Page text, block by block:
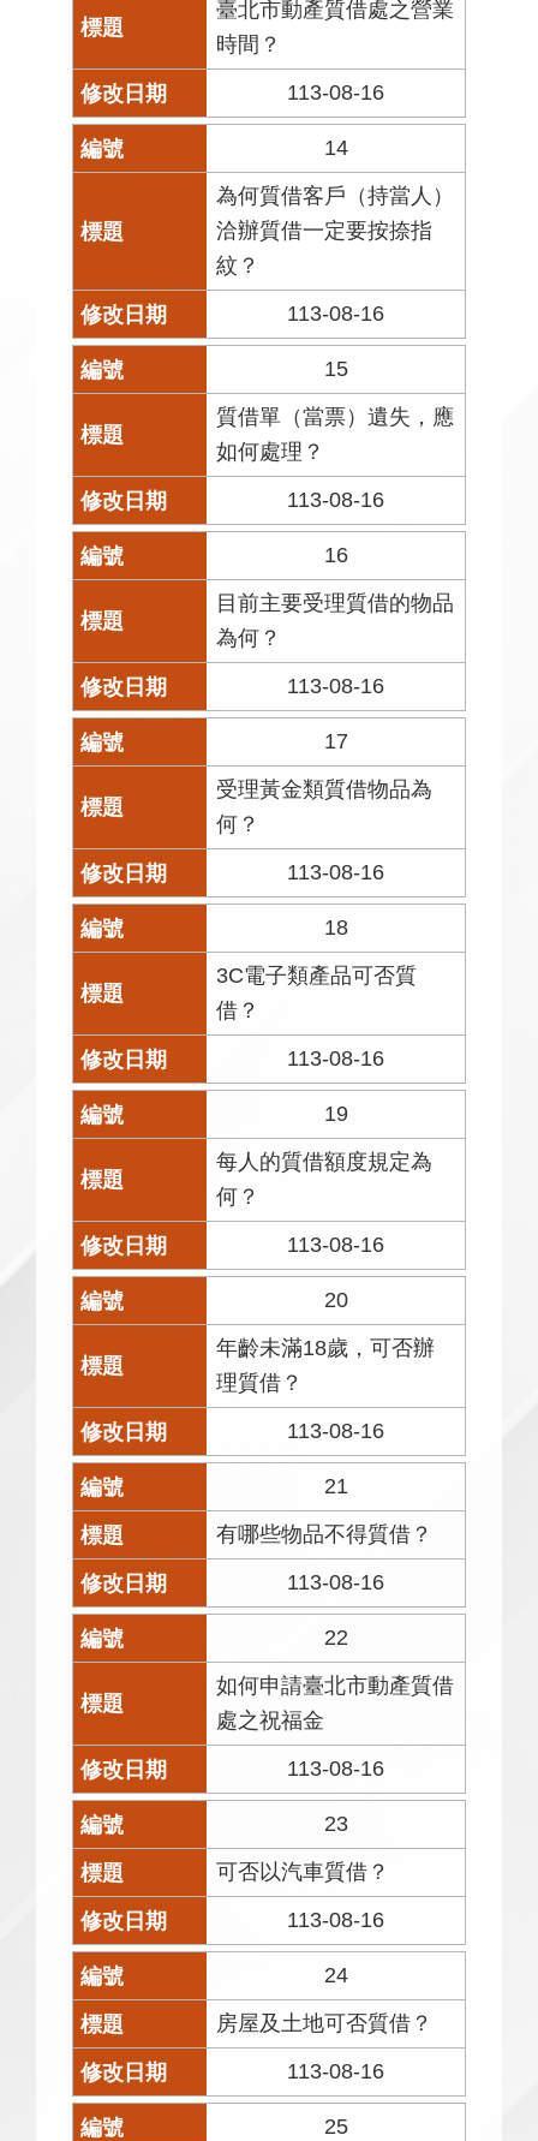
臺北市動產質借處之營業
時間？
113-08-16
14
為何質借客戶（持當人）
洽辦質借一定要按捺指
紋？
113-08-16
15
質借單（當票）遺失，應
如何處理？
113-08-16
16
目前主要受理質借的物品
為何？
113-08-16
17
受理黃金類質借物品為
何？
113-08-16
18
3C電子類產品可否質
借？
113-08-16
19
每人的質借額度規定為
何？
113-08-16
20
年齡未滿18歲，可否辦
理質借？
113-08-16
21
有哪些物品不得質借？
113-08-16
22
如何申請臺北市動產質借
處之祝福金
113-08-16
23
可否以汽車質借？
113-08-16
24
房屋及土地可否質借？
113-08-16
25